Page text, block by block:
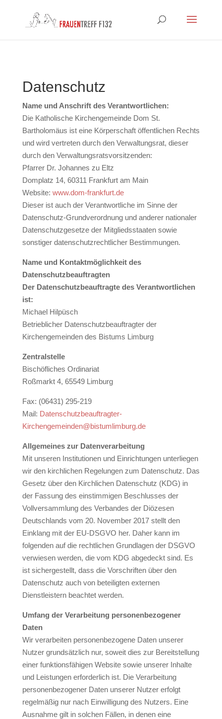
Datenschutz
Name und Anschrift des Verantwortlichen:
Die Katholische Kirchengemeinde Dom St.
Bartholomäus ist eine Körperschaft öffentlichen Rechts
und wird vertreten durch den Verwaltungsrat, dieser
durch den Verwaltungsratsvorsitzenden:
Pfarrer Dr. Johannes zu Eltz
Domplatz 14, 60311 Frankfurt am Main
Website: www.dom-frankfurt.de
Dieser ist auch der Verantwortliche im Sinne der
Datenschutz-Grundverordnung und anderer nationaler
Datenschutzgesetze der Mitgliedsstaaten sowie
sonstiger datenschutzrechtlicher Bestimmungen.
Name und Kontaktmöglichkeit des
Datenschutzbeauftragten
Der Datenschutzbeauftragte des Verantwortlichen
ist:
Michael Hilpüsch
Betrieblicher Datenschutzbeauftragter der
Kirchengemeinden des Bistums Limburg
Zentralstelle
Bischöfliches Ordinariat
Roßmarkt 4, 65549 Limburg
Fax: (06431) 295-219
Mail: Datenschutzbeauftragter-
Kirchengemeinden@bistumlimburg.de
Allgemeines zur Datenverarbeitung
Mit unseren Institutionen und Einrichtungen unterliegen
wir den kirchlichen Regelungen zum Datenschutz. Das
Gesetz über den Kirchlichen Datenschutz (KDG) in
der Fassung des einstimmigen Beschlusses der
Vollversammlung des Verbandes der Diözesen
Deutschlands vom 20. November 2017 stellt den
Einklang mit der EU-DSGVO her. Daher kann im
folgenden auf die rechtlichen Grundlagen der DSGVO
verwiesen werden, die vom KDG abgedeckt sind. Es
ist sichergestellt, dass die Vorschriften über den
Datenschutz auch von beteiligten externen
Dienstleistern beachtet werden.
Umfang der Verarbeitung personenbezogener
Daten
Wir verarbeiten personenbezogene Daten unserer
Nutzer grundsätzlich nur, soweit dies zur Bereitstellung
einer funktionsfähigen Website sowie unserer Inhalte
und Leistungen erforderlich ist. Die Verarbeitung
personenbezogener Daten unserer Nutzer erfolgt
regelmäßig nur nach Einwilligung des Nutzers. Eine
Ausnahme gilt in solchen Fällen, in denen eine